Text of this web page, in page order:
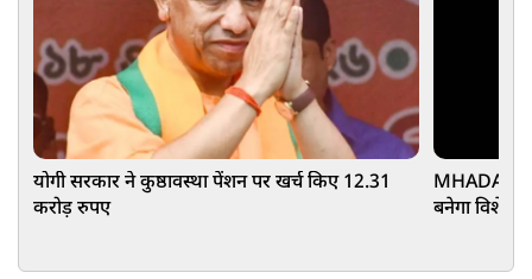
योगी सरकार ने कुष्ठावस्था पेंशन पर खर्च किए 12.31
करोड़ रुपए
MHADA
बनेगा विशेष